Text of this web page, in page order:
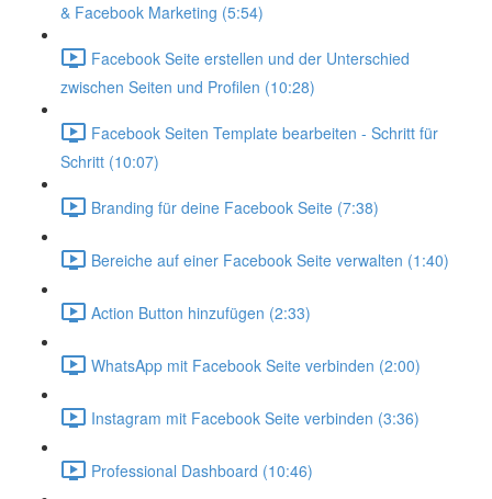
& Facebook Marketing (5:54)
Facebook Seite erstellen und der Unterschied
zwischen Seiten und Profilen (10:28)
Facebook Seiten Template bearbeiten - Schritt für
Schritt (10:07)
Branding für deine Facebook Seite (7:38)
Bereiche auf einer Facebook Seite verwalten (1:40)
Action Button hinzufügen (2:33)
WhatsApp mit Facebook Seite verbinden (2:00)
Instagram mit Facebook Seite verbinden (3:36)
Professional Dashboard (10:46)